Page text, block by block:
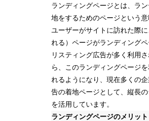
ランディングページとは、ラ
地をするためのページという意
ユーザーがサイトに訪れた際
れる）ページがランディングペ
リスティング広告が多く利用
ら、このランディングページ
れるようになり、現在多くの
告の着地ページとして、縦長
を活用しています。
ランディングページのメリット